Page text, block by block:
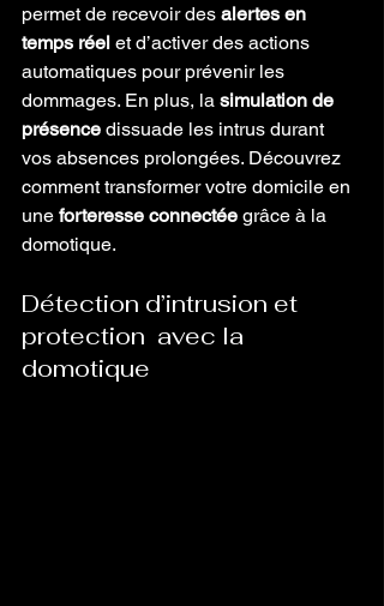
permet de recevoir des alertes en
temps réel et d’activer des actions
automatiques pour prévenir les
dommages. En plus, la simulation de
présence dissuade les intrus durant
vos absences prolongées. Découvrez
comment transformer votre domicile en
une forteresse connectée grâce à la
domotique.
Détection d’intrusion et
protection  avec la
domotique